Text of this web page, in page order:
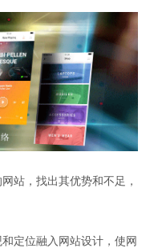
站，找出其优势和不足，
定位融入网站设计，使网